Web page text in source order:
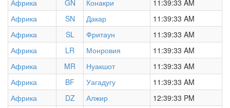
Африка
GN Конакри
11:39:33 AM
Африка
SN Дакар
11:39:33 AM
Африка
SL Фритаун
11:39:33 AM
Африка
LR Монровия
11:39:33 AM
Африка
MR Нуакшот
11:39:33 AM
Африка
BF Уагадугу
11:39:33 AM
Африка
DZ Алжир
12:39:33 PM